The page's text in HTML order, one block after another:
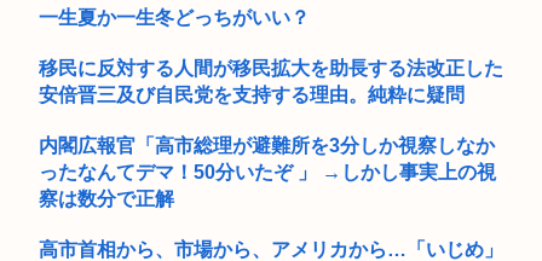
京大付属医の医療ミスこわすぎるな
商業施設でいきなり"ラリアット" 面識ない女子中学生の顎を右
腕で...
スーパーでバイトしとるんやが君たち大根半切りの上部ばっか
り買うの...
39歳手取り21万ってヤバいのか？
一生夏か一生冬どっちがいい？
移民に反対する人間が移民拡大を助長する法改正した
安倍晋三及び自民党を支持する理由。純粋に疑問
内閣広報官「高市総理が避難所を3分しか視察しなか
ったなんてデマ！50分いたぞ 」 →しかし事実上の視
察は数分で正解
高市首相から、市場から、アメリカから…「いじめ」